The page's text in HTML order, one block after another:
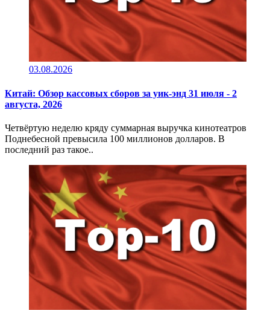
03.08.2026
Китай: Обзор кассовых сборов за уик-энд 31 июля - 2
августа, 2026
Четвёртую неделю кряду суммарная выручка кинотеатров
Поднебесной превысила 100 миллионов долларов. В
последний раз такое..